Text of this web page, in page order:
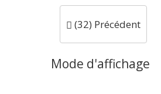
(32) Précédent
Mode d'affichage